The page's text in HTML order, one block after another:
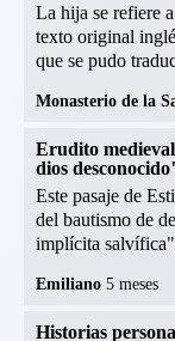
La hija se refiere
texto original
que se pudo
Monasterio de la
Erudito
dios
Este pasaje de
del bautismo de
implícita
Emiliano 5 meses
Historias